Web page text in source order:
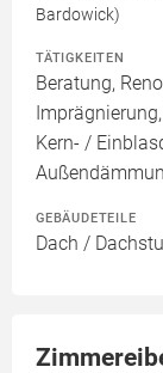
Bardowick)
TÄTIGKEITEN
Beratung,
Kern- /
GEBÄUDETEILE
Dach /